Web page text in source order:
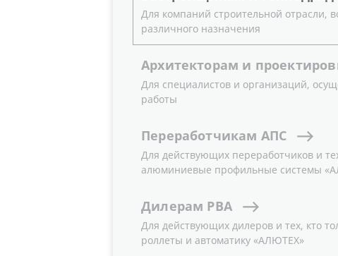
Для компаний строительной отрасли,
различного назначения
Архитекторам и
Для специалистов и организаций,
работы
Переработчикам АПС
Для действующих переработчиков и
алюминиевые профильные системы
Дилерам РВА
Для действующих дилеров и тех, кто
роллеты и автоматику «АЛЮТЕХ»
Новость